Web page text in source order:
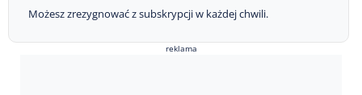
Możesz zrezygnować z subskrypcji w każdej chwili.
reklama